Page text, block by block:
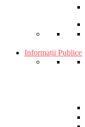
Informații Publice